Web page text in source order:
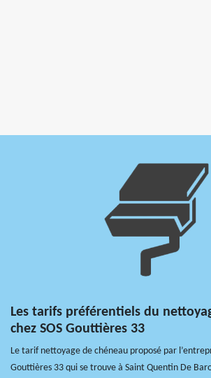
Les tarifs préférentiels du
chez SOS Gouttières 33
Le tarif nettoyage de chéneau proposé par
Gouttières 33 qui se trouve à Saint Quentin De